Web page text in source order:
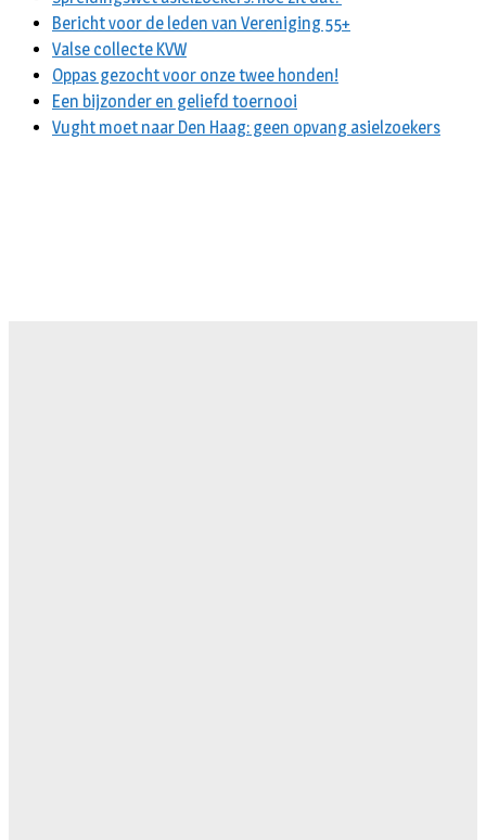
Bericht voor de leden van Vereniging 55+
Valse collecte KVW
Oppas gezocht voor onze twee honden!
Een bijzonder en geliefd toernooi
Vught moet naar Den Haag: geen opvang asielzoekers